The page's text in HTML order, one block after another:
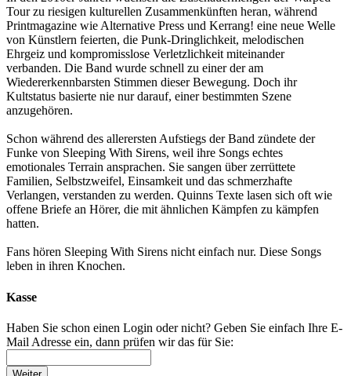
Tour zu riesigen kulturellen Zusammenkünften heran, während
Printmagazine wie Alternative Press und Kerrang! eine neue Welle
von Künstlern feierten, die Punk-Dringlichkeit, melodischen
Ehrgeiz und kompromisslose Verletzlichkeit miteinander
verbanden. Die Band wurde schnell zu einer der am
Wiedererkennbarsten Stimmen dieser Bewegung. Doch ihr
Kultstatus basierte nie nur darauf, einer bestimmten Szene
anzugehören.
Schon während des allerersten Aufstiegs der Band zündete der
Funke von Sleeping With Sirens, weil ihre Songs echtes
emotionales Terrain ansprachen. Sie sangen über zerrüttete
Familien, Selbstzweifel, Einsamkeit und das schmerzhafte
Verlangen, verstanden zu werden. Quinns Texte lasen sich oft wie
offene Briefe an Hörer, die mit ähnlichen Kämpfen zu kämpfen
hatten.
Fans hören Sleeping With Sirens nicht einfach nur. Diese Songs
leben in ihren Knochen.
Kasse
Haben Sie schon einen Login oder nicht? Geben Sie einfach Ihre E-
Mail Adresse ein, dann prüfen wir das für Sie: